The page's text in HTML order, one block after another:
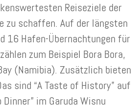
Reiseziele der
zu schaffen. Auf der längsten
16 Hafen-Übernachtungen für
zum Beispiel Bora Bora,
(Namibia). Zusätzlich bieten
sind “A Taste of History” auf
im Garuda Wisnu